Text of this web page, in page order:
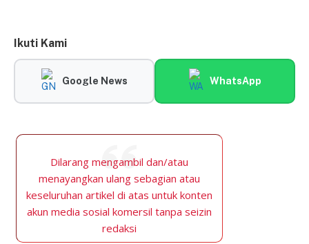
Ikuti Kami
Google News WhatsApp
Dilarang mengambil dan/atau
menayangkan ulang sebagian atau
keseluruhan artikel di atas untuk konten
akun media sosial komersil tanpa seizin
redaksi